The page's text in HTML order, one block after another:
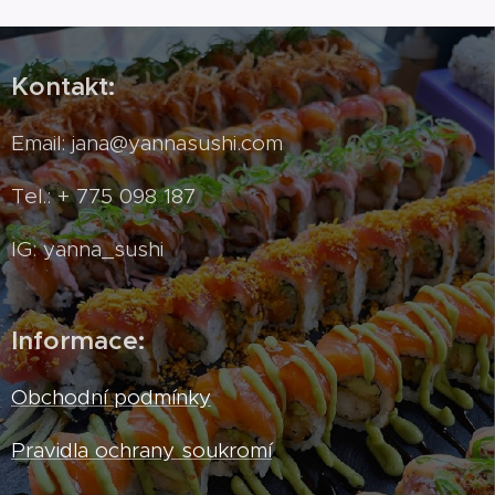
Kontakt:
Email: jana@yannasushi.com
Tel.: + 775 098 187
IG: yanna_sushi
Informace:
Obchodní podmínky
Pravidla ochrany soukromí